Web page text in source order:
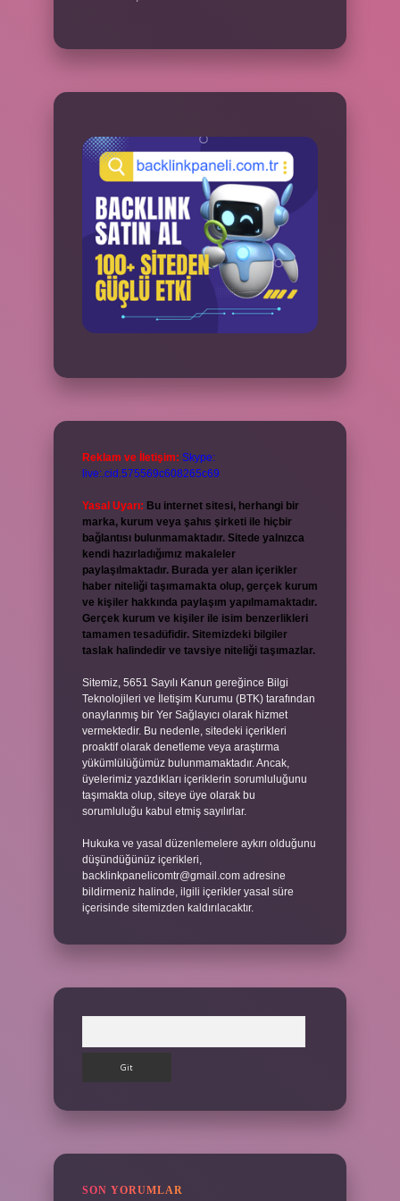
Reklam ve İletişim: Skype:
live:.cid.575569c608265c69
Yasal Uyarı: Bu internet sitesi, herhangi bir
marka, kurum veya şahıs şirketi ile hiçbir
bağlantısı bulunmamaktadır. Sitede yalnızca
kendi hazırladığımız makaleler
paylaşılmaktadır. Burada yer alan içerikler
haber niteliği taşımamakta olup, gerçek kurum
ve kişiler hakkında paylaşım yapılmamaktadır.
Gerçek kurum ve kişiler ile isim benzerlikleri
tamamen tesadüfidir. Sitemizdeki bilgiler
taslak halindedir ve tavsiye niteliği taşımazlar.
Sitemiz, 5651 Sayılı Kanun gereğince Bilgi
Teknolojileri ve İletişim Kurumu (BTK) tarafından
onaylanmış bir Yer Sağlayıcı olarak hizmet
vermektedir. Bu nedenle, sitedeki içerikleri
proaktif olarak denetleme veya araştırma
yükümlülüğümüz bulunmamaktadır. Ancak,
üyelerimiz yazdıkları içeriklerin sorumluluğunu
taşımakta olup, siteye üye olarak bu
sorumluluğu kabul etmiş sayılırlar.
Hukuka ve yasal düzenlemelere aykırı olduğunu
düşündüğünüz içerikleri,
backlinkpanelicomtr@gmail.com adresine
bildirmeniz halinde, ilgili içerikler yasal süre
içerisinde sitemizden kaldırılacaktır.
SON YORUMLAR